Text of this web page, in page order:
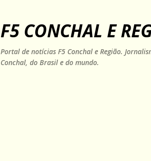
F5 CONCHAL E
Portal de notícias F5 Conchal e Região.
Conchal, do Brasil e do mundo.